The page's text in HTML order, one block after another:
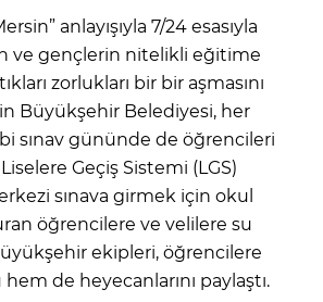
anlayışıyla 7/24 esasıyla
ve gençlerin nitelikli eğitime
zorlukları bir bir aşmasını
Büyükşehir Belediyesi, her
sınav gününde de öğrencileri
Liselere Geçiş Sistemi (LGS)
sınava girmek için okul
öğrencilere ve velilere su
ekipleri, öğrencilere
de heyecanlarını paylaştı.